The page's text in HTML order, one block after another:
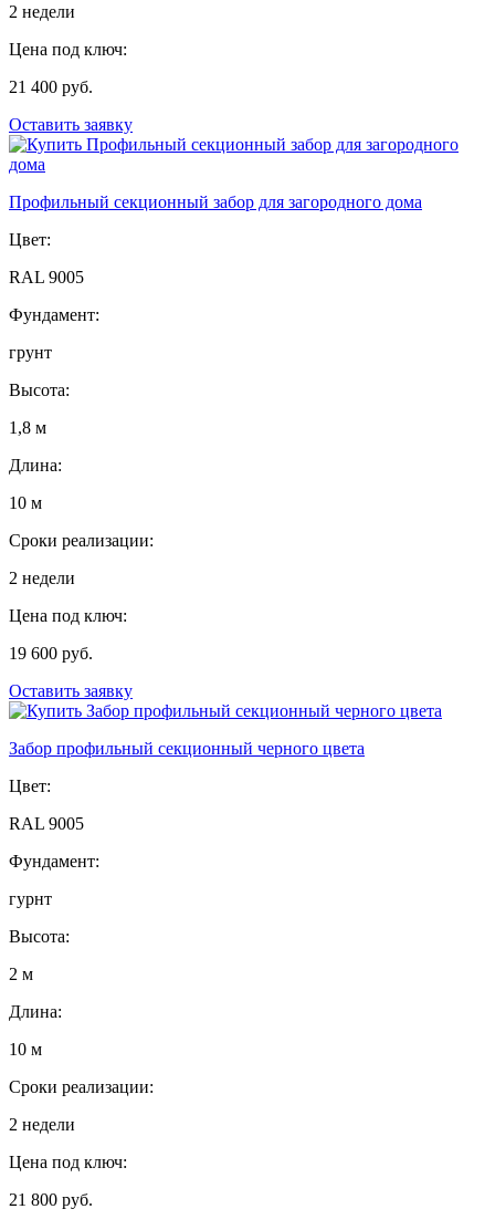
2 недели
Цена под ключ:
21 400 руб.
Оставить заявку
Профильный секционный забор для загородного дома
Цвет:
RAL 9005
Фундамент:
грунт
Высота:
1,8 м
Длина:
10 м
Сроки реализации:
2 недели
Цена под ключ:
19 600 руб.
Оставить заявку
Забор профильный секционный черного цвета
Цвет:
RAL 9005
Фундамент:
гурнт
Высота:
2 м
Длина:
10 м
Сроки реализации:
2 недели
Цена под ключ:
21 800 руб.